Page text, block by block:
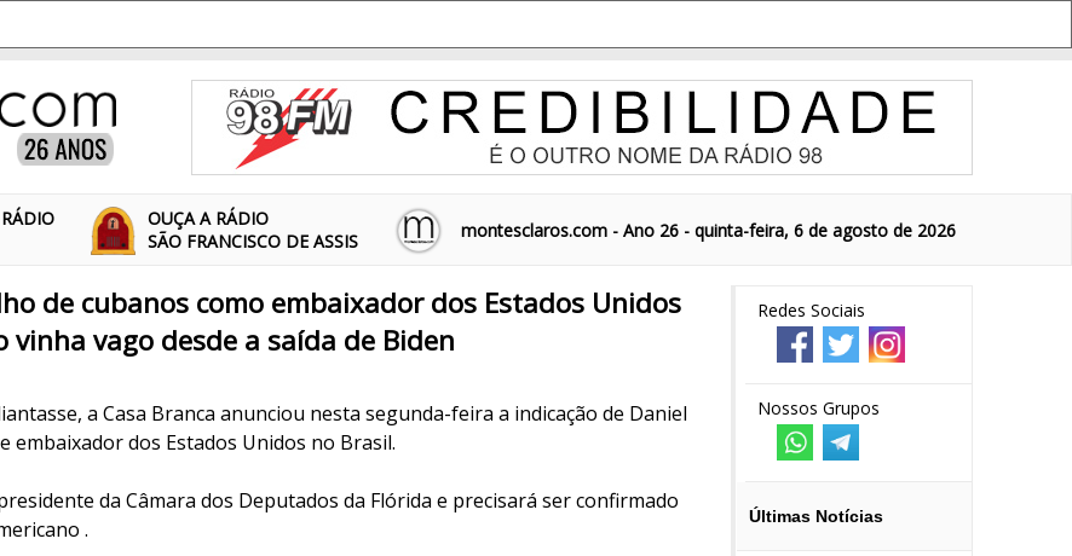
OUÇA A RÁDIO
SÃO FRANCISCO DE ASSIS
montesclaros.com - Ano 26 - quinta-feira, 6 de agosto de 2026
Redes Sociais
Nossos Grupos
Últimas Notícias
de cubanos como embaixador dos Estados Unidos
vinha vago desde a saída de Biden
a Casa Branca anunciou nesta segunda-feira a indicação de Daniel
embaixador dos Estados Unidos no Brasil.
da Câmara dos Deputados da Flórida e precisará ser confirmado
.